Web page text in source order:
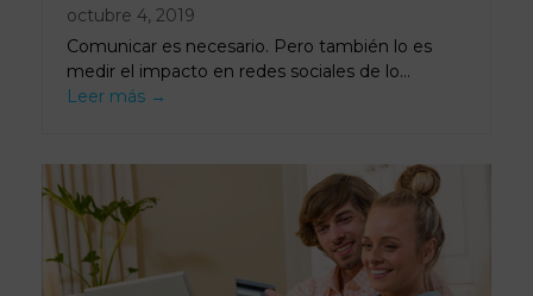
octubre 4, 2019
Comunicar es necesario. Pero también lo es
medir el impacto en redes sociales de lo…
Leer más →